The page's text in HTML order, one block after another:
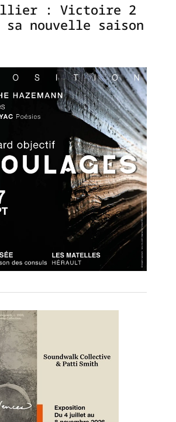
: Victoire 2
sa nouvelle saison